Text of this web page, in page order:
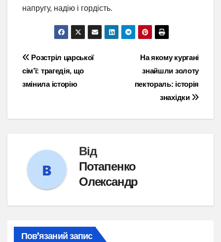
напругу, надію і гордість.
Навігація
записів
На якому кургані
знайшли золоту
пектораль: історія
знахідки
Розстріл царської
сім’ї: трагедія, що
змінила історію
Від
Потапенко
Олександр
Пов’язаний запис